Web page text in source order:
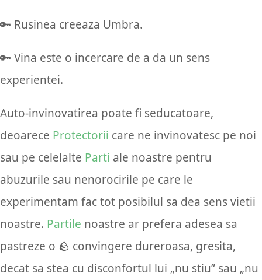
🔑 Rusinea creeaza Umbra.
🔑 Vina este o incercare de a da un sens
experientei.
Auto-invinovatirea poate fi seducatoare,
deoarece Protectorii care ne invinovatesc pe noi
sau pe celelalte Parti ale noastre pentru
abuzurile sau nenorocirile pe care le
experimentam fac tot posibilul sa dea sens vietii
noastre. Partile noastre ar prefera adesea sa
pastreze o 🪨 convingere dureroasa, gresita,
decat sa stea cu disconfortul lui „nu stiu” sau „nu